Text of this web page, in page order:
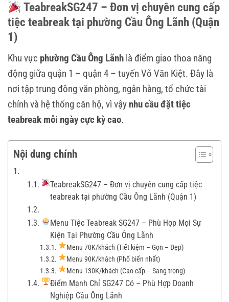
TeabreakSG247 – Đơn vị chuyên cung cấp
tiệc teabreak tại phường Cầu Ông Lãnh (Quận
1)
Khu vực phường Cầu Ông Lãnh là điểm giao thoa năng
động giữa quận 1 – quận 4 – tuyến Võ Văn Kiệt. Đây là
nơi tập trung đông văn phòng, ngân hàng, tổ chức tài
chính và hệ thống căn hộ, vì vậy nhu cầu đặt tiệc
teabreak mỗi ngày cực kỳ cao.
Nội dung chính
TeabreakSG247 – Đơn vị chuyên cung cấp tiệc
teabreak tại phường Cầu Ông Lãnh (Quận 1)
Menu Tiệc Teabreak SG247 – Phù Hợp Mọi Sự
Kiện Tại Phường Cầu Ông Lãnh
Menu 70K/khách (Tiết kiệm – Gọn – Đẹp)
Menu 90K/khách (Phổ biến nhất)
Menu 130K/khách (Cao cấp – Sang trọng)
Điểm Mạnh Chỉ SG247 Có – Phù Hợp Doanh
Nghiệp Cầu Ông Lãnh